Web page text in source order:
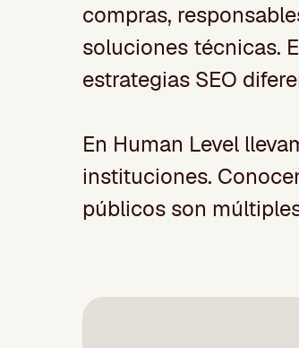
compras,
soluciones técnicas.
estrategias SEO
En Human Level
instituciones.
públicos son